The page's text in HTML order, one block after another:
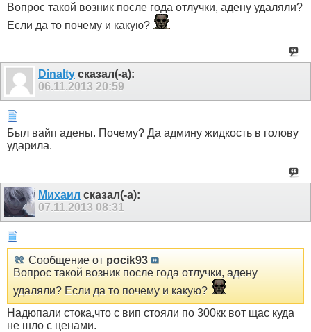
Вопрос такой возник после года отлучки, адену удаляли?
Если да то почему и какую?
Dinalty сказал(-а):
06.11.2013 20:59
Был вайп адены. Почему? Да админу жидкость в голову
ударила.
Михаил сказал(-а):
07.11.2013 08:31
Сообщение от pocik93
Вопрос такой возник после года отлучки, адену
удаляли? Если да то почему и какую?
Надюпали стока,что с вип стояли по 300кк вот щас куда
не шло с ценами.